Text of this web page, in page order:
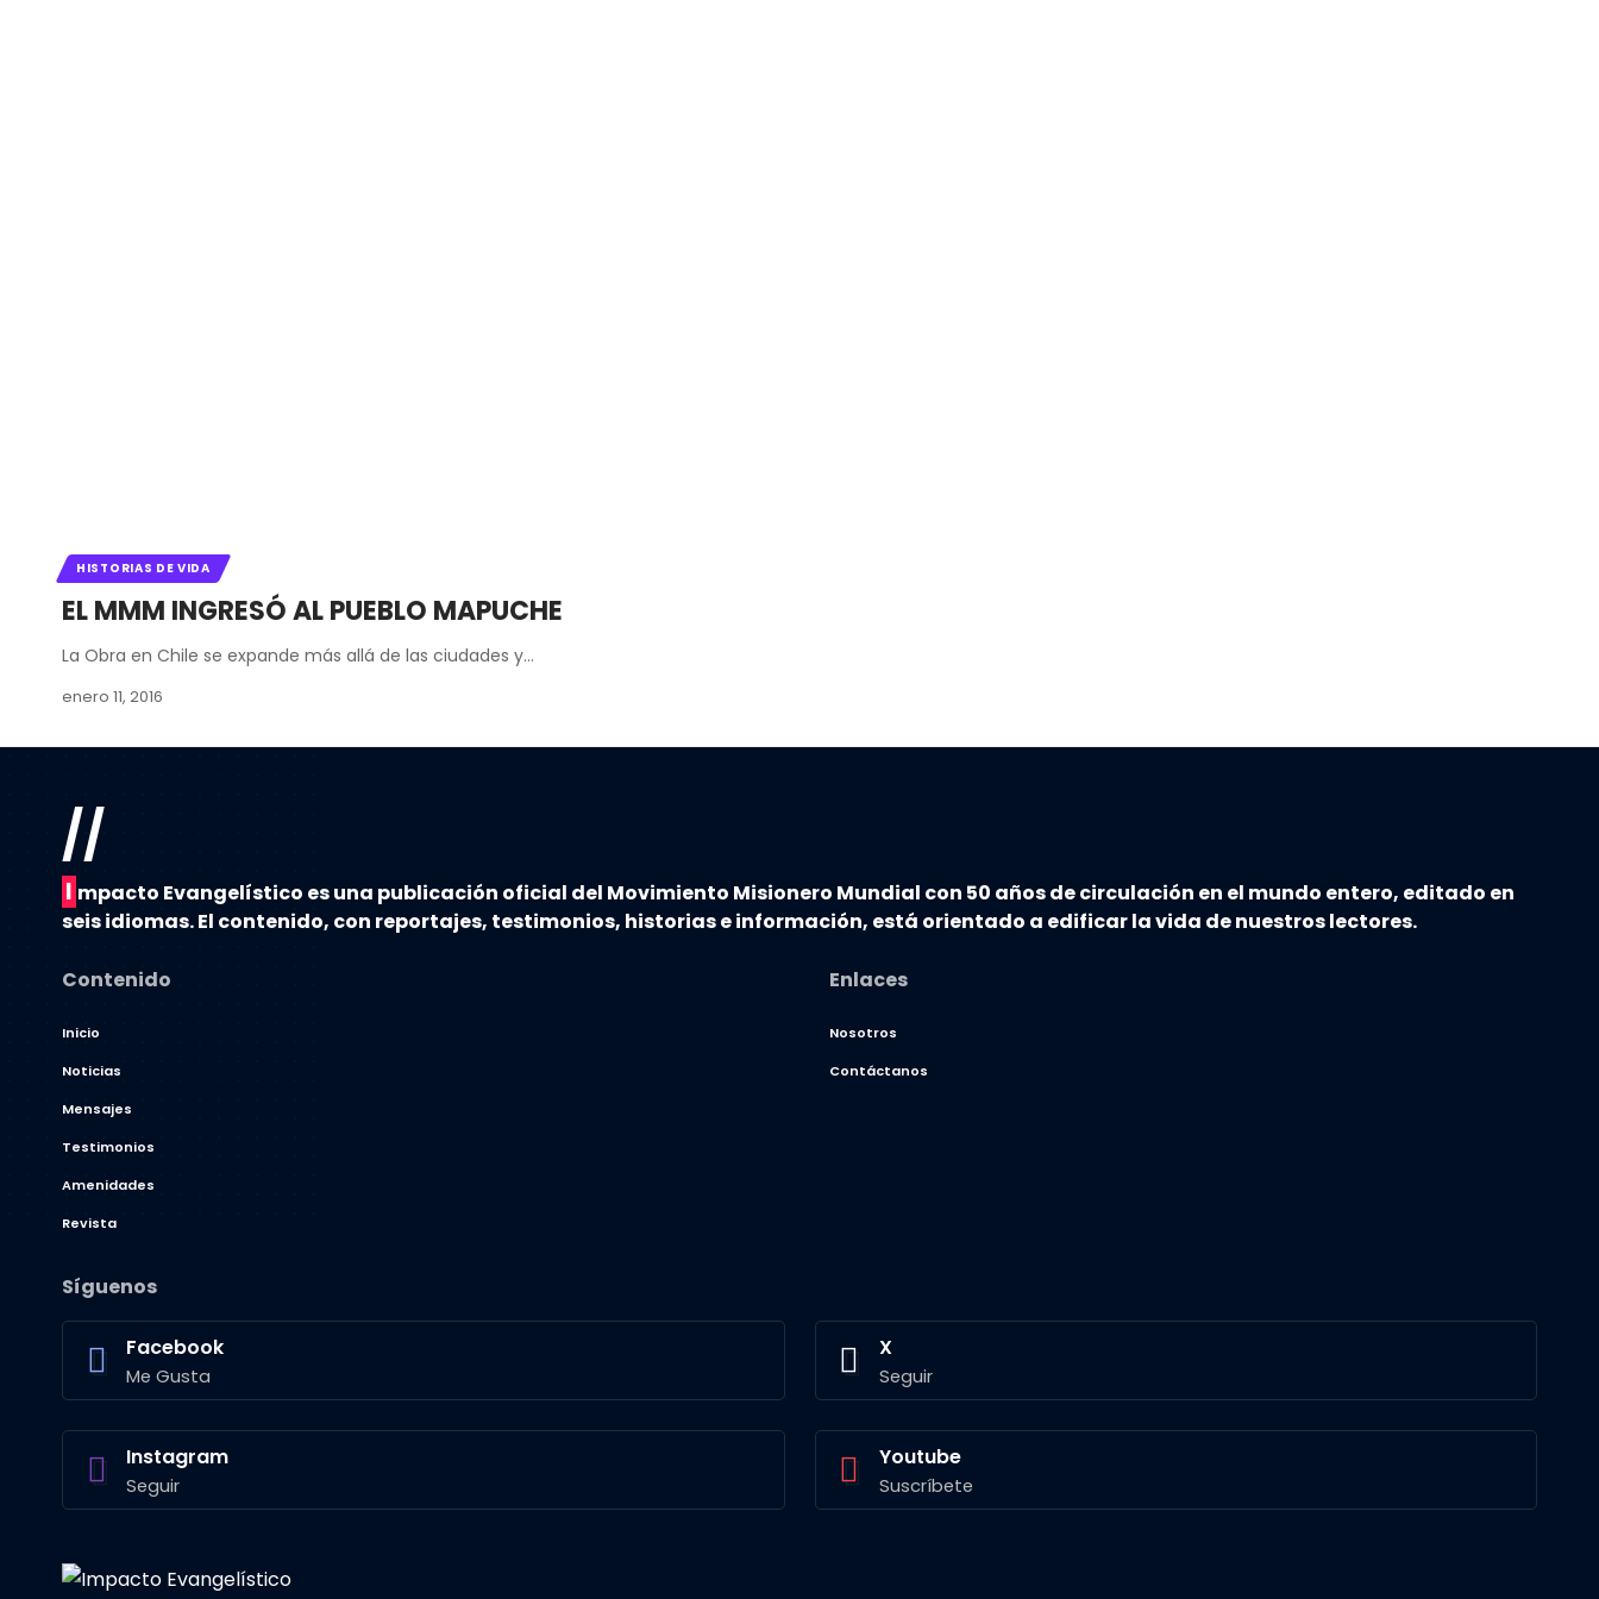
HISTORIAS DE VIDA
EL MMM INGRESÓ AL PUEBLO MAPUCHE
La Obra en Chile se expande más allá de las ciudades y…
enero 11, 2016
//
I mpacto Evangelístico es una publicación oficial del Movimiento Misionero Mundial con 50 años de circulación en el mundo entero, editado en
seis idiomas. El contenido, con reportajes, testimonios, historias e información, está orientado a edificar la vida de nuestros lectores.
Contenido
Inicio
Noticias
Mensajes
Testimonios
Amenidades
Revista
Enlaces
Nosotros
Contáctanos
Síguenos
Facebook
Me Gusta
X
Seguir
Instagram
Seguir
Youtube
Suscríbete